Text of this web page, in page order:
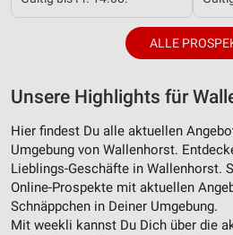
ALLE
Unsere Highlights für
Hier findest Du alle aktuellen
Umgebung von Wallenhorst.
Lieblings-Geschäfte in Wallenhorst.
Online-Prospekte mit aktuellen
Schnäppchen in Deiner Umgebung.
Mit weekli kannst Du Dich über die